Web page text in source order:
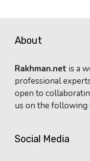
About
Rakhman.net is a
professional
open to
us on the following
Social Media